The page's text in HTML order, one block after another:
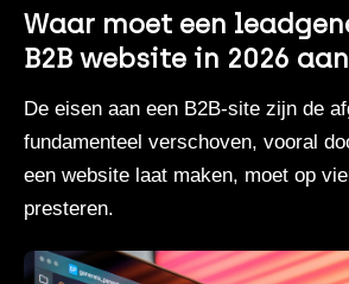
Waar moet een
B2B website in 2026
De eisen aan een B2B-site zijn de
fundamenteel verschoven, vooral
een website laat maken, moet op
presteren.